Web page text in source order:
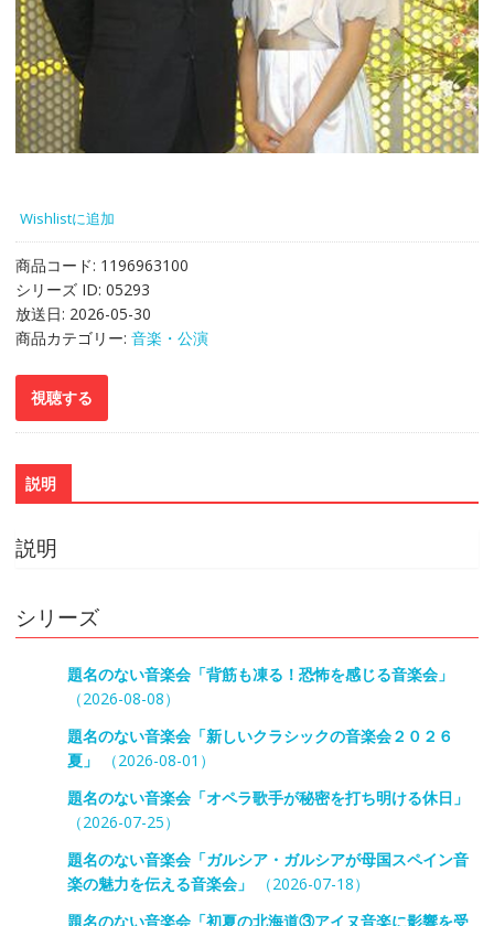
Wishlistに追加
商品コード: 1196963100
シリーズ ID: 05293
放送日: 2026-05-30
商品カテゴリー: 音楽・公演
説明
説明
シリーズ
題名のない音楽会「背筋も凍る！恐怖を感じる音楽会」
（2026-08-08）
題名のない音楽会「新しいクラシックの音楽会２０２６
夏」
（2026-08-01）
題名のない音楽会「オペラ歌手が秘密を打ち明ける休日」
（2026-07-25）
題名のない音楽会「ガルシア・ガルシアが母国スペイン音
楽の魅力を伝える音楽会」
（2026-07-18）
題名のない音楽会「初夏の北海道③アイヌ音楽に影響を受